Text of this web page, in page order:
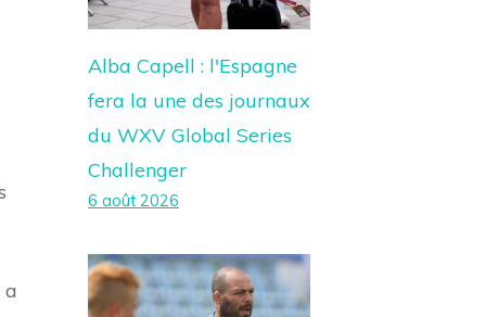
Alba Capell : l'Espagne
fera la une des journaux
du WXV Global Series
Challenger
6 août 2026